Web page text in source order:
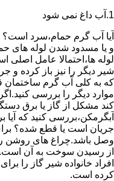
1.آب داغ نمی شود
آیا آب گرم حمام،سرد
و یا مسدود شدن لوله های
لوله ها،احتمالا عامل اصلی
شیر دیگر را نیز باز کرده و
که به کلی آب گرم ساختمان
موارد دیگر را بررسی
کند مشکل از گاز یا برق
آبگرمکن،بررسی کنید که
جریان است یا قطع شده؟
وصل باشد.چراغ های روشن
از رسیدن سوخت به آن
افراد خانواده شیر گاز را
کرده است.